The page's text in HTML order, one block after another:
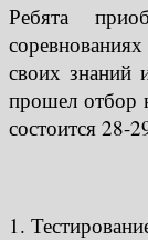
Ребята
своих знаний
прошел отбор
состоится 28-
1.